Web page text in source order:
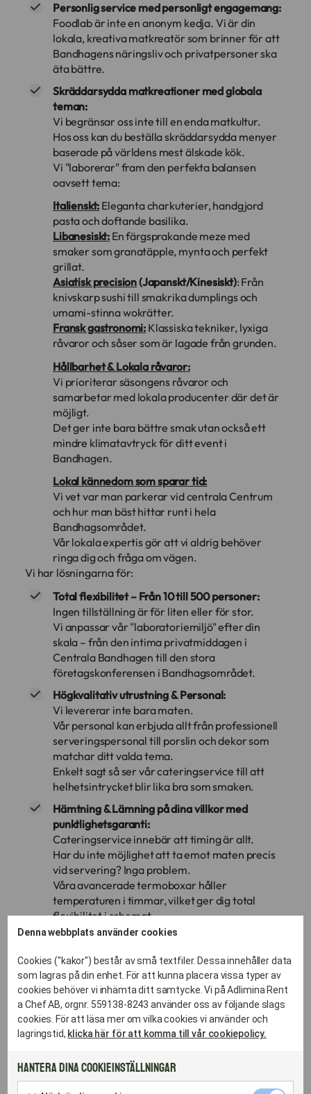
Personlig service med personligt engagemang:
Foodlab är inte en anonym kedja. Vi är din
lokala, kreativa matkreatör som brinner för att
Bandhagens näringsliv och privatpersoner ska
äta bättre.
Skräddarsydda matkreationer med globala
teman:
Vi begränsar oss inte till en enda matkultur.
Hos oss kan du beställa skräddarsydda menyer
baserade på världens mest älskade kök.
Vi "laborerar" fram den perfekta balansen
oavsett tema:
Italienskt: Eleganta charkuterier, handgjord
pasta och doftande basilika.
Libanesiskt: En färgsprakande meze med
smaker som granatäpple, mynta och perfekt
grillat.
Asiatisk precision(Japanskt/Kinesiskt): Från
knivskarp sushi till smakrika dumplings och
umami-stinna wokrätter.
Fransk gastronomi: Klassiska tekniker, lyxiga
råvaror och såser som är lagade från grunden.
Hållbarhet & Lokala råvaror:
Vi prioriterar säsongens råvaror och
samarbetar med lokala producenter där det är
möjligt.
Det ger inte bara bättre smak utan också ett
mindre klimatavtryck för ditt event i
Bandhagen.
Lokal kännedom som sparar tid:
Vi vet var man parkerar vid centrala Centrum
och hur man bäst hittar runt i hela
Bandhagsområdet.
Vår lokala expertis gör att vi aldrig behöver
ringa dig och fråga om vägen.
Vi har lösningarna för:
Total flexibilitet – Från 10 till 500 personer:
Ingen tillställning är för liten eller för stor.
Vi anpassar vår "laboratoriemiljö" efter din
skala – från den intima privatmiddagen i
Centrala Bandhagen till den stora
företagskonferensen i Bandhagsområdet.
Högkvalitativ utrustning & Personal:
Vi levererar inte bara maten.
Vår personal kan erbjuda allt från professionell
serveringspersonal till porslin och dekor som
matchar ditt valda tema.
Enkelt sagt så ser vår cateringservice till att
helhetsintrycket blir lika bra som smaken.
Hämtning & Lämning på dina villkor med
punktlighetsgaranti:
Cateringservice innebär att timing är allt.
Har du inte möjlighet att ta emot maten precis
vid servering? Inga problem.
Våra avancerade termoboxar håller
temperaturen i timmar, vilket ger dig total
flexibilitet i schemat.
Våra bilar rullar dagligen i Bandhagsområdet,
rätt tidpunkt och med perfekt temperatur.
Vi hämtar disken:
Den största "fest-dödaren" är berget av disk.
När du hyr porslin av oss så hämtar vi det
smutsigt dagen efter.
våra backar – vi sköter resten i vårt industridisk-
labb.
Denna webbplats använder cookies
Cookies ("kakor") består av små textfiler. Dessa innehåller data
som lagras på din enhet. För att kunna placera vissa typer av
cookies behöver vi inhämta ditt samtycke. Vi på Adlimina Rent
a Chef AB, orgnr. 559138-8243 använder oss av följande slags
cookies. För att läsa mer om vilka cookies vi använder och
lagringstid, klicka här för att komma till vår cookiepolicy.
Hantera dina cookieinställningar